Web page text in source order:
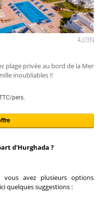
4J/3N
plage privée au bord de la Mer
inoubliables !!
pers.
d'Hurghada ?
avez plusieurs options
quelques suggestions :